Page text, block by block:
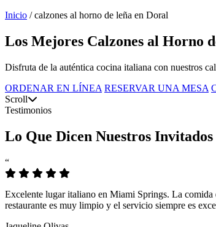
Inicio / calzones al horno de leña en Doral
Los Mejores Calzones al Horno
Disfruta de la auténtica cocina italiana con nuestros
ORDENAR EN LÍNEA RESERVAR UNA MESA
Scroll
Testimonios
Lo Que Dicen Nuestros Invitados
“
Excelente lugar italiano en Miami Springs. La comida
restaurante es muy limpio y el servicio siempre es